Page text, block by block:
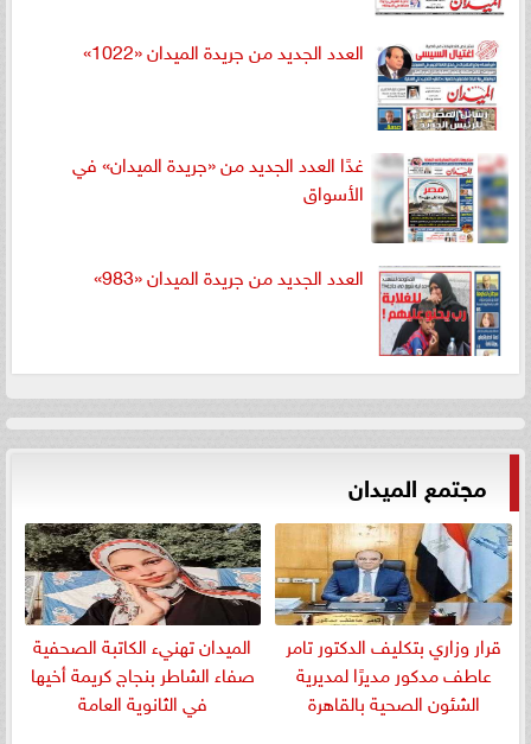
العدد الجديد من جريدة الميدان «1022»
غدًا العدد الجديد من «جريدة الميدان» في
الأسواق
العدد الجديد من جريدة الميدان «983»
مجتمع الميدان
قرار وزاري بتكليف الدكتور تامر
عاطف مدكور مديرًا لمديرية
الشئون الصحية بالقاهرة
الميدان تهنيء الكاتبة الصحفية
صفاء الشاطر بنجاج كريمة أخيها
في الثانوية العامة